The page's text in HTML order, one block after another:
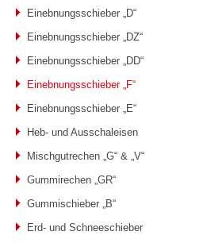
Einebnungsschieber „D“
Einebnungsschieber „DZ“
Einebnungsschieber „DD“
Einebnungsschieber „F“
Einebnungsschieber „E“
Heb- und Ausschaleisen
Mischgutrechen „G“ & „V“
Gummirechen „GR“
Gummischieber „B“
Erd- und Schneeschieber